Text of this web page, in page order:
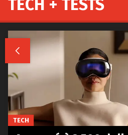
TECH + TESTS

TECH